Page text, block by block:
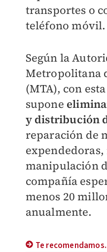
transportes o
teléfono móvil.
Según la
Metropolitana
(MTA), con
supone
y distribución
reparación de
manipulación
compañía
menos 20
anualmente.
Te